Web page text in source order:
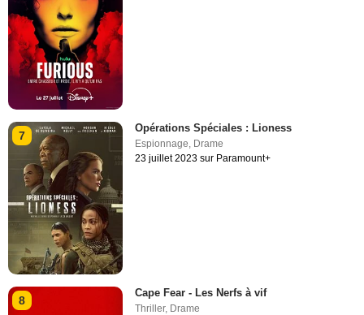
7
Opérations Spéciales : Lioness
Espionnage Drame
23 juillet 2023 sur Paramount+
8
Cape Fear - Les Nerfs à vif
Thriller, Drame